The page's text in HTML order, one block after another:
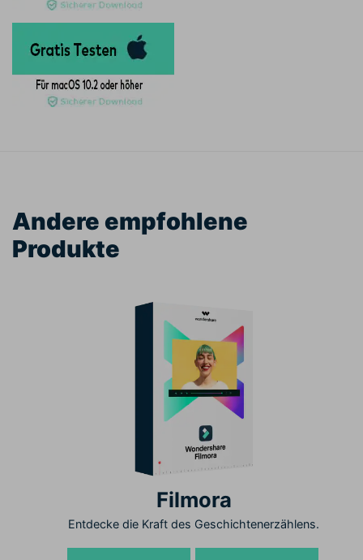
Andere empfohlene
Produkte
Filmora
Entdecke die Kraft des Geschichtenerzählens.